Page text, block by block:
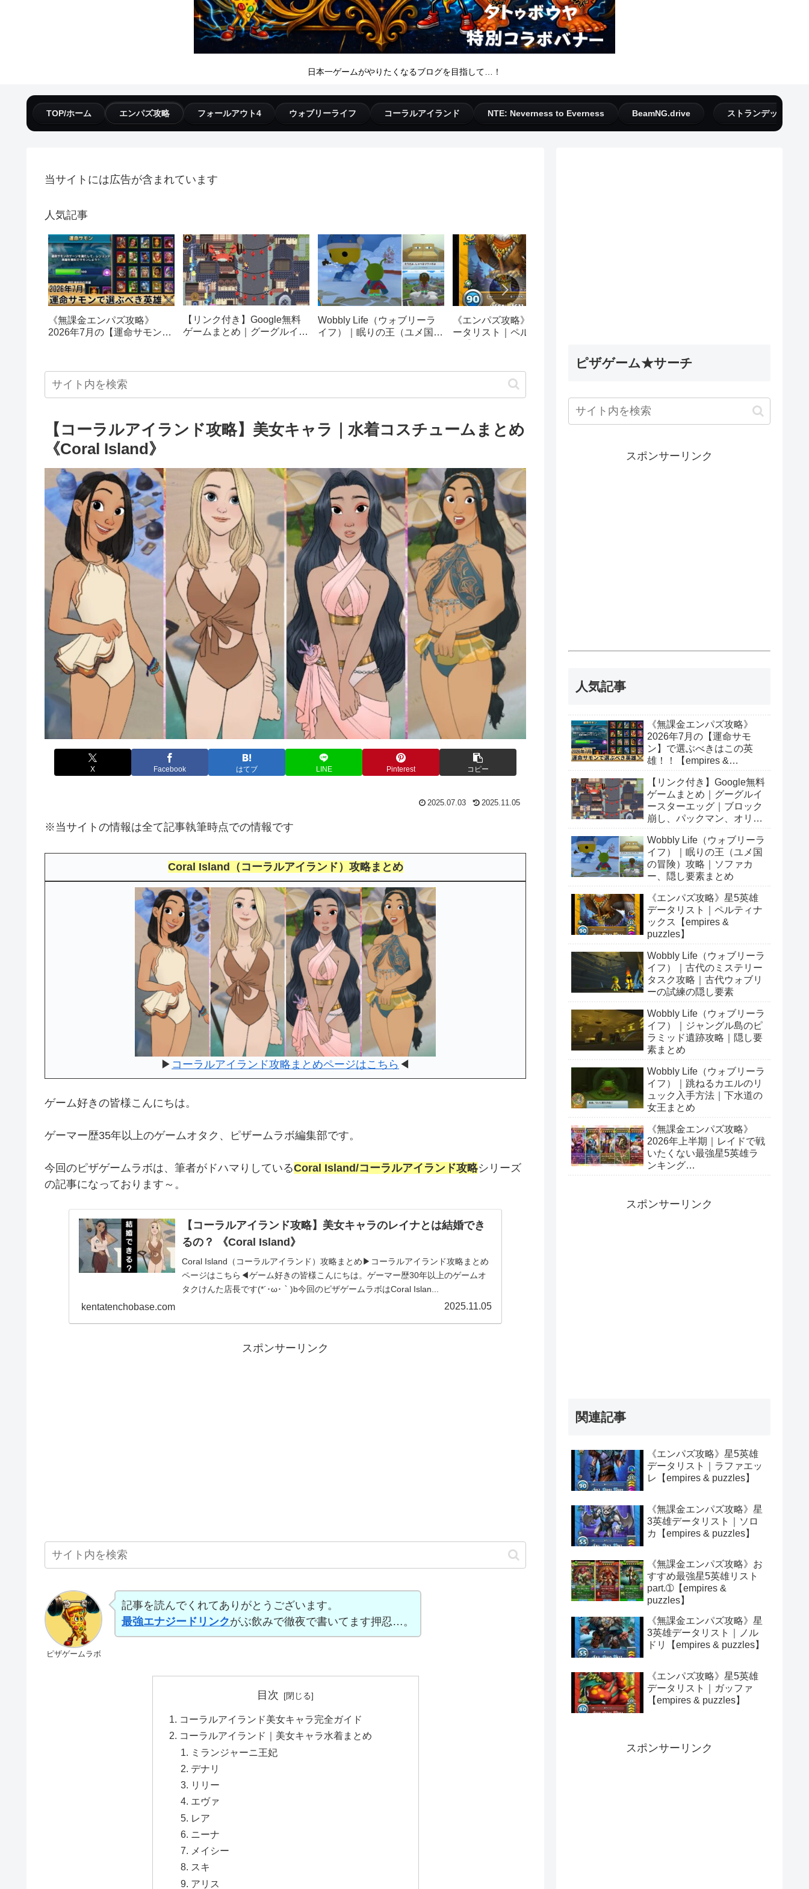
日本一ゲームがやりたくなるブログを目指して…！
TOP/ホーム エンパズ攻略 フォールアウト4 ウォブリーライフ コーラルアイランド NTE: Neverness to Everness BeamNG.drive ストランデッドディ
当サイトには広告が含まれています
人気記事
《無課金エンパズ攻略》
2026年7月の【運命サモン】
【リンク付き】Google無料
ゲームまとめ｜グーグルイー
Wobbly Life（ウォブリーラ
イフ）｜眠りの王（ユメ国の
《エンパズ攻略》星5英雄デ
ータリスト｜ペルティナック
試練の隠し要素
【コーラルアイランド攻略】美女キャラ｜水着コスチュームまとめ
《Coral Island》
X Facebook はてブ LINE Pinterest コピー
2025.07.03 2025.11.05
※当サイトの情報は全て記事執筆時点での情報です
Coral Island（コーラルアイランド）攻略まとめ
▶ コーラルアイランド攻略まとめページはこちら ◀
ゲーム好きの皆様こんにちは。
ゲーマー歴35年以上のゲームオタク、ピザームラボ編集部です。
今回のピザゲームラボは、筆者がドハマりしているCoral Island/コーラルアイランド攻略シリーズ
の記事になっております～。
【コーラルアイランド攻略】美女キャラのレイナとは結婚でき
るの？ 《Coral Island》
Coral Island（コーラルアイランド）攻略まとめ▶コーラルアイランド攻略まとめ
ページはこちら◀ゲーム好きの皆様こんにちは。ゲーマー歴30年以上のゲームオ
タクけんた店長です(*´･ω･｀)b今回のピザゲームラボはCoral Islan...
kentatenchobase.com 2025.11.05
スポンサーリンク
ピザゲームラボ
記事を読んでくれてありがとうございます。
最強エナジードリンクがぶ飲みで徹夜で書いてます押忍…。
目次
コーラルアイランド美女キャラ完全ガイド
コーラルアイランド｜美女キャラ水着まとめ
ミランジャーニ王妃
デナリ
リリー
エヴァ
レア
ニーナ
メイシー
スキ
アリス
ピザゲーム★サーチ
スポンサーリンク
人気記事
《無課金エンパズ攻略》
2026年7月の【運命サモ
ン】で選ぶべきはこの英
雄！！【empires &
【リンク付き】Google無料
ゲームまとめ｜グーグルイ
ースターエッグ｜ブロック
崩し、パックマン、オリン
Wobbly Life（ウォブリーラ
イフ）｜眠りの王（ユメ国
の冒険）攻略｜ソファカ
ー、隠し要素まとめ
《エンパズ攻略》星5英雄
データリスト｜ペルティナ
ックス【empires &
puzzles】
Wobbly Life（ウォブリーラ
イフ）｜古代のミステリー
タスク攻略｜古代ウォブリ
ーの試練の隠し要素
Wobbly Life（ウォブリーラ
イフ）｜ジャングル島のピ
ラミッド遺跡攻略｜隠し要
素まとめ
Wobbly Life（ウォブリーラ
イフ）｜跳ねるカエルのリ
ュック入手方法｜下水道の
女王まとめ
《無課金エンパズ攻略》
2026年上半期｜レイドで戦
いたくない最強星5英雄ラ
ンキング
スポンサーリンク
関連記事
《エンパズ攻略》星5英雄
データリスト｜ラファエッ
レ【empires & puzzles】
《無課金エンパズ攻略》星
3英雄データリスト｜ソロ
カ【empires & puzzles】
《無課金エンパズ攻略》お
すすめ最強星5英雄リスト
part.➀【empires &
puzzles】
《無課金エンパズ攻略》星
3英雄データリスト｜ノル
ドリ【empires & puzzles】
《エンパズ攻略》星5英雄
データリスト｜ガッファ
【empires & puzzles】
スポンサーリンク